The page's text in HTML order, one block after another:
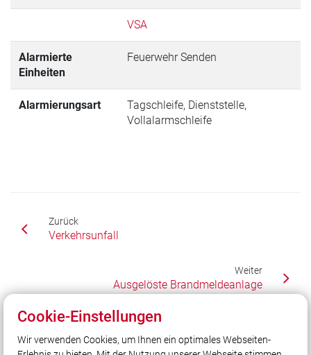
VSA
Alarmierte
Einheiten
Feuerwehr Senden
Alarmierungsart
Tagschleife, Dienststelle,
Vollalarmschleife
Zurück
Verkehrsunfall
Weiter
Ausgelöste Brandmeldeanlage
Unser Leitsatz
Cookie-Einstellungen
Wir verwenden Cookies, um Ihnen ein optimales Webseiten-